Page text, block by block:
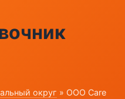
округ » ООО Care